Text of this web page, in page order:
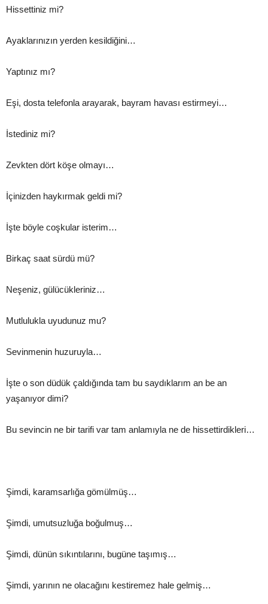
Hissettiniz mi?
Ayaklarınızın yerden kesildiğini…
Yaptınız mı?
Eşi, dosta telefonla arayarak, bayram havası estirmeyi…
İstediniz mi?
Zevkten dört köşe olmayı…
İçinizden haykırmak geldi mi?
İşte böyle coşkular isterim…
Birkaç saat sürdü mü?
Neşeniz, gülücükleriniz…
Mutlulukla uyudunuz mu?
Sevinmenin huzuruyla…
İşte o son düdük çaldığında tam bu saydıklarım an be an
yaşanıyor dimi?
Bu sevincin ne bir tarifi var tam anlamıyla ne de hissettirdikleri…
Şimdi, karamsarlığa gömülmüş…
Şimdi, umutsuzluğa boğulmuş…
Şimdi, dünün sıkıntılarını, bugüne taşımış…
Şimdi, yarının ne olacağını kestiremez hale gelmiş…